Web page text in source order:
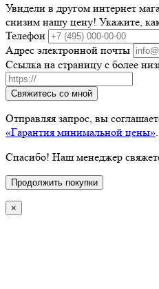
Увидели в другом интернет
снизим нашу цену! Укажите,
Телефон
Адрес электронной почты
Ссылка на страницу с более
Свяжитесь со мной
Отправляя запрос, вы
«Гарантия минимальной цены».
Спасибо! Наш менеджер
Продолжить покупки
×